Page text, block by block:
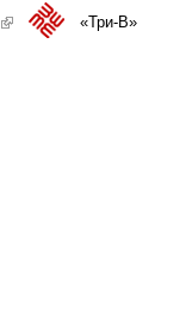
(link is external)«Три-В»